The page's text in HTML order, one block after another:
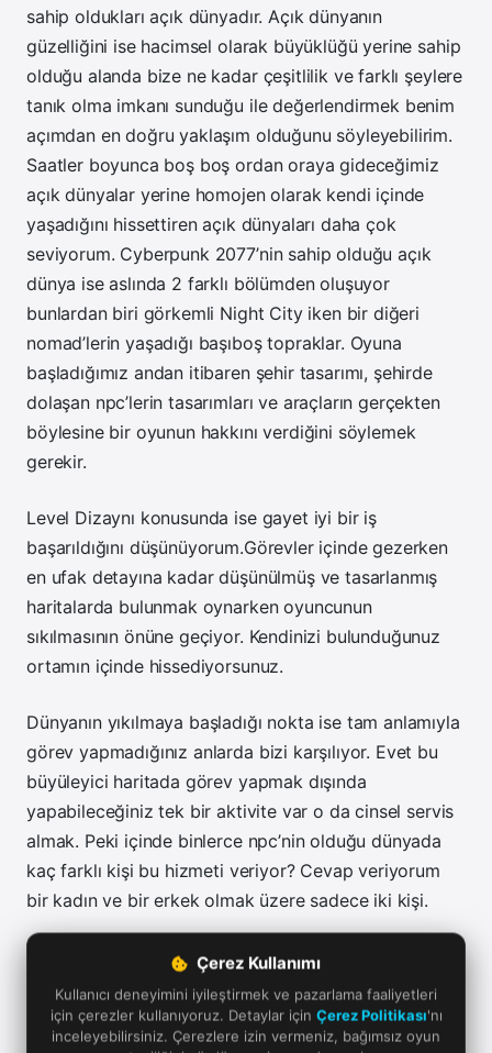
Çerez Kullanımı
Kullanıcı deneyimini iyileştirmek ve pazarlama faaliyetleri
için çerezler kullanıyoruz. Detaylar için Çerez Politikası'nı
inceleyebilirsiniz. Çerezlere izin vermeniz, bağımsız oyun
sahip oldukları açık dünyadır. Açık dünyanın
güzelliğini ise hacimsel olarak büyüklüğü yerine sahip
olduğu alanda bize ne kadar çeşitlilik ve farklı şeylere
tanık olma imkanı sunduğu ile değerlendirmek benim
açımdan en doğru yaklaşım olduğunu söyleyebilirim.
Saatler boyunca boş boş ordan oraya gideceğimiz
açık dünyalar yerine homojen olarak kendi içinde
yaşadığını hissettiren açık dünyaları daha çok
seviyorum. Cyberpunk 2077’nin sahip olduğu açık
dünya ise aslında 2 farklı bölümden oluşuyor
bunlardan biri görkemli Night City iken bir diğeri
nomad’lerin yaşadığı başıboş topraklar. Oyuna
başladığımız andan itibaren şehir tasarımı, şehirde
dolaşan npc’lerin tasarımları ve araçların gerçekten
böylesine bir oyunun hakkını verdiğini söylemek
gerekir.
Level Dizaynı konusunda ise gayet iyi bir iş
başarıldığını düşünüyorum.Görevler içinde gezerken
en ufak detayına kadar düşünülmüş ve tasarlanmış
haritalarda bulunmak oynarken oyuncunun
sıkılmasının önüne geçiyor. Kendinizi bulunduğunuz
ortamın içinde hissediyorsunuz.
Dünyanın yıkılmaya başladığı nokta ise tam anlamıyla
görev yapmadığınız anlarda bizi karşılıyor. Evet bu
büyüleyici haritada görev yapmak dışında
yapabileceğiniz tek bir aktivite var o da cinsel servis
almak. Peki içinde binlerce npc’nin olduğu dünyada
kaç farklı kişi bu hizmeti veriyor? Cevap veriyorum
bir kadın ve bir erkek olmak üzere sadece iki kişi.
Görev yapmayı bırakıp dünyanın büyüleyici
atmosferine kapılmak istediğinizde yapabileceğiniz
tek bir aktivite var. Karakterimizin saçını bile
kestiremiyoruz. Oyuna başlarken genital uzvumuzu